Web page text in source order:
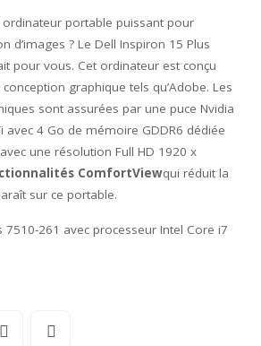
ordinateur portable puissant pour
d’images ? Le Dell Inspiron 15 Plus
pour vous. Cet ordinateur est conçu
graphique tels qu’Adobe. Les
sont assurées par une puce Nvidia
avec 4 Go de mémoire GDDR6 dédiée
une résolution Full HD 1920 x
ComfortViewqui réduit la
sur ce portable.
7510-261 avec processeur Intel Core i7